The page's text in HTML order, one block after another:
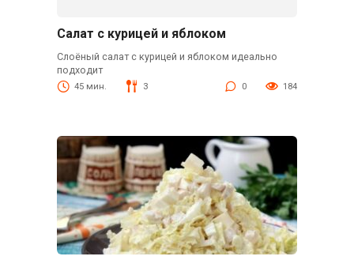
Салат с курицей и яблоком
Слоёный салат с курицей и яблоком идеально
подходит
45 мин. 3 0 184